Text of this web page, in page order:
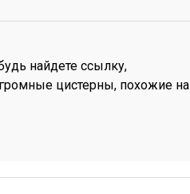
найдете ссылку,
цистерны, похожие на